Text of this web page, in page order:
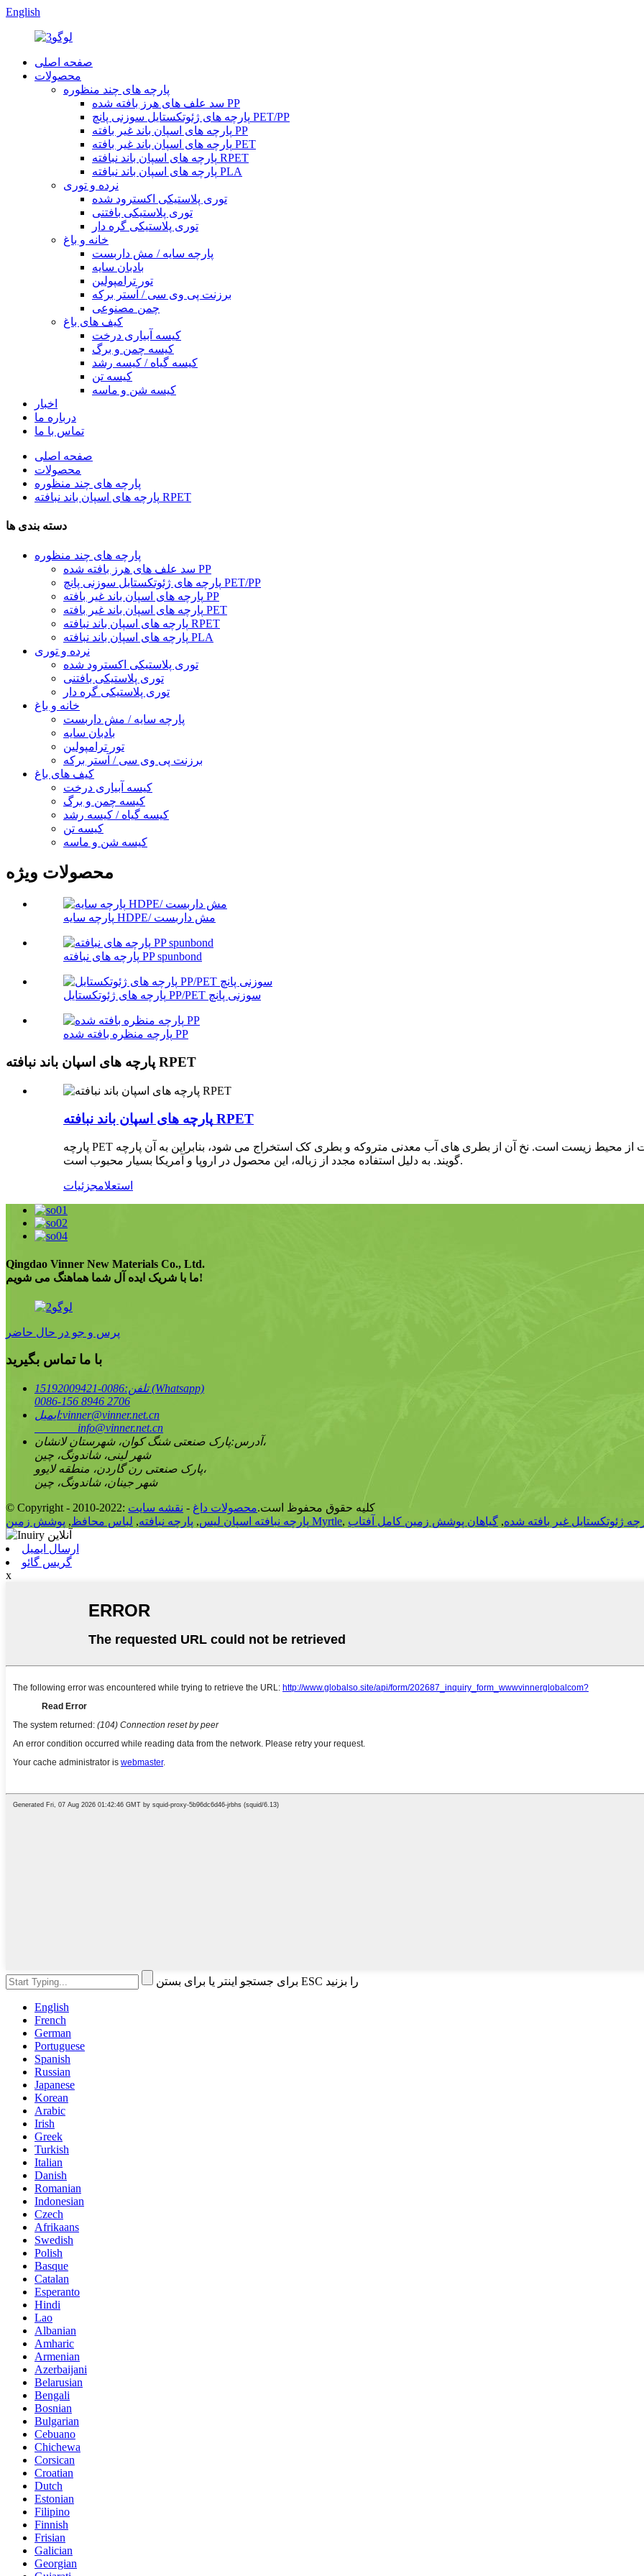
English
صفحه اصلی
محصولات
پارچه های چند منظوره
سد علف های هرز بافته شده PP
پارچه های ژئوتکستایل سوزنی پانچ PET/PP
پارچه های اسپان باند غیر بافته PP
پارچه های اسپان باند غیر بافته PET
پارچه های اسپان باند نبافته RPET
پارچه های اسپان باند نبافته PLA
نرده و توری
توری پلاستیکی اکسترود شده
توری پلاستیکی بافتنی
توری پلاستیکی گره دار
خانه و باغ
پارچه سایه / مش داربست
بادبان سایه
تور ترامپولین
برزنت پی وی سی / آستر برکه
چمن مصنوعی
کیف های باغ
کیسه آبیاری درخت
کیسه چمن و برگ
کیسه گیاه / کیسه رشد
کیسه تن
کیسه شن و ماسه
اخبار
درباره ما
تماس با ما
صفحه اصلی
محصولات
پارچه های چند منظوره
پارچه های اسپان باند نبافته RPET
دسته بندی ها
پارچه های چند منظوره
سد علف های هرز بافته شده PP
پارچه های ژئوتکستایل سوزنی پانچ PET/PP
پارچه های اسپان باند غیر بافته PP
پارچه های اسپان باند غیر بافته PET
پارچه های اسپان باند نبافته RPET
پارچه های اسپان باند نبافته PLA
نرده و توری
توری پلاستیکی اکسترود شده
توری پلاستیکی بافتنی
توری پلاستیکی گره دار
خانه و باغ
پارچه سایه / مش داربست
بادبان سایه
تور ترامپولین
برزنت پی وی سی / آستر برکه
کیف های باغ
کیسه آبیاری درخت
کیسه چمن و برگ
کیسه گیاه / کیسه رشد
کیسه تن
کیسه شن و ماسه
محصولات ویژه
پارچه سایه HDPE/ مش داربست
پارچه های نبافته PP spunbond
پارچه های ژئوتکستایل PP/PET سوزنی پانچ
پارچه منظره بافته شده PP
پارچه های اسپان باند نبافته RPET
پارچه های اسپان باند نبافته RPET
پارچه PET بازیافتی نوع جدیدی از پارچه بازیافتی حفاظت از محیط زیست است. نخ آن از بطری های آب معدنی متروکه و بطری کک استخراج می شود، بنابراین به آن پارچه RPET نیز می
گویند. به دلیل استفاده مجدد از زباله، این محصول در اروپا و آمریکا بسیار محبوب است.
استعلامجزئیات
Qingdao Vinner New Materials Co., Ltd.
ما با شریک ایده آل شما هماهنگ می شویم!
پرس و جو در حال حاضر
با ما تماس بگیرید
تلفن:0086-15192009421 (Whatsapp)
0086-156 8946 2706
ایمیل:vinner@vinner.net.cn
info@vinner.net.cn
آدرس:پارک صنعتی شنگ کوان، شهرستان لانشان،
شهر لینی، شاندونگ، چین
پارک صنعتی رن گاردن، منطقه لایوو،
شهر جینان، شاندونگ، چین
© Copyright - 2010-2022: کلیه حقوق محفوظ است. محصولات داغ - نقشه سایت
پارچه نبافته اسپان لیس, پارچه نبافته, لباس محافظ, پوشش زمین Myrtle, ژئوتکستایل غیر بافته شده, گیاهان پوشش زمین کامل آفتاب
ارسال ایمیل
گریس گائو
x
برای جستجو اینتر یا برای بستن ESC را بزنید
English
French
German
Portuguese
Spanish
Russian
Japanese
Korean
Arabic
Irish
Greek
Turkish
Italian
Danish
Romanian
Indonesian
Czech
Afrikaans
Swedish
Polish
Basque
Catalan
Esperanto
Hindi
Lao
Albanian
Amharic
Armenian
Azerbaijani
Belarusian
Bengali
Bosnian
Bulgarian
Cebuano
Chichewa
Corsican
Croatian
Dutch
Estonian
Filipino
Finnish
Frisian
Galician
Georgian